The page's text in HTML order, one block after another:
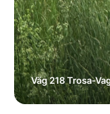
Väg 218 Trosa-